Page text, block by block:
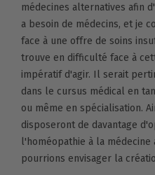
médecines alternatives afin
a besoin de médecins, et je
face à une offre de soins
trouve en difficulté face à
impératif d'agir. Il serait
dans le cursus médical en
ou même en spécialisation.
disposeront de davantage
l'homéopathie à la
pourrions envisager la